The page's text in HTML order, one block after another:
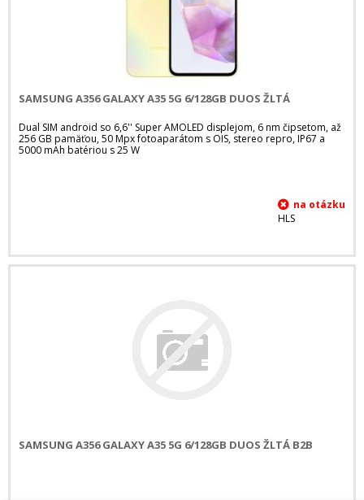
SAMSUNG A356 GALAXY A35 5G 6/128GB DUOS ŽLTÁ
Dual SIM android so 6,6'' Super AMOLED displejom, 6 nm čipsetom, až
256 GB pamäťou, 50 Mpx fotoaparátom s OIS, stereo repro, IP67 a
5000 mAh batériou s 25 W
HLS
SAMSUNG A356 GALAXY A35 5G 6/128GB DUOS ŽLTÁ B2B